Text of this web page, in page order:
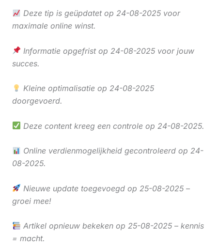
Deze tip is geüpdatet op 24-08-2025 voor
maximale online winst.
Informatie opgefrist op 24-08-2025 voor jouw
succes.
Kleine optimalisatie op 24-08-2025
doorgevoerd.
Deze content kreeg een controle op 24-08-2025.
Online verdienmogelijkheid gecontroleerd op 24-
08-2025.
Nieuwe update toegevoegd op 25-08-2025 –
groei mee!
Artikel opnieuw bekeken op 25-08-2025 – kennis
= macht.